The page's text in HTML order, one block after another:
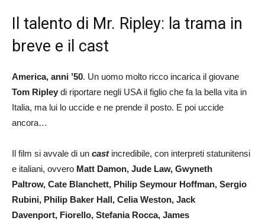
Il talento di Mr. Ripley: la trama in
breve e il cast
America, anni ’50. Un uomo molto ricco incarica il giovane
Tom Ripley di riportare negli USA il figlio che fa la bella vita in
Italia, ma lui lo uccide e ne prende il posto. E poi uccide
ancora…
Il film si avvale di un castincredibile, con interpreti statunitensi
e italiani, ovvero Matt Damon, Jude Law, Gwyneth
Paltrow, Cate Blanchett, Philip Seymour Hoffman, Sergio
Rubini, Philip Baker Hall, Celia Weston, Jack
Davenport, Fiorello, Stefania Rocca, James